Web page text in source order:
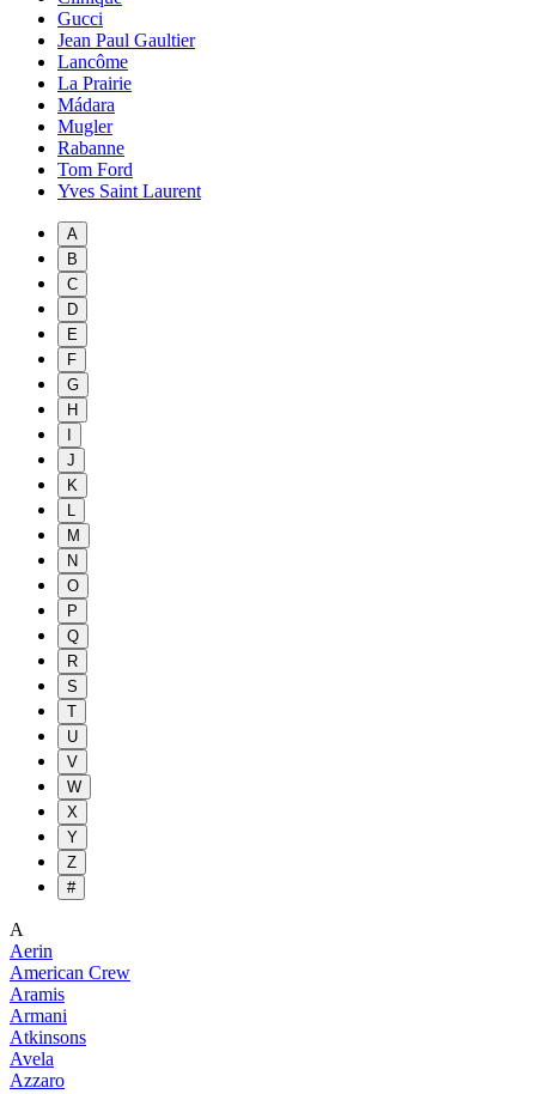
Gucci
Jean Paul Gaultier
Lancôme
La Prairie
Mádara
Mugler
Rabanne
Tom Ford
Yves Saint Laurent
A
B
C
D
E
F
G
H
J
K
L
M
N
O
P
Q
R
S
T
U
V
W
X
Y
Z
#
A
Aerin
American Crew
Aramis
Armani
Atkinsons
Avela
Azzaro